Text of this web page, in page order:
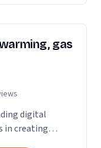
gas
digital
in creating